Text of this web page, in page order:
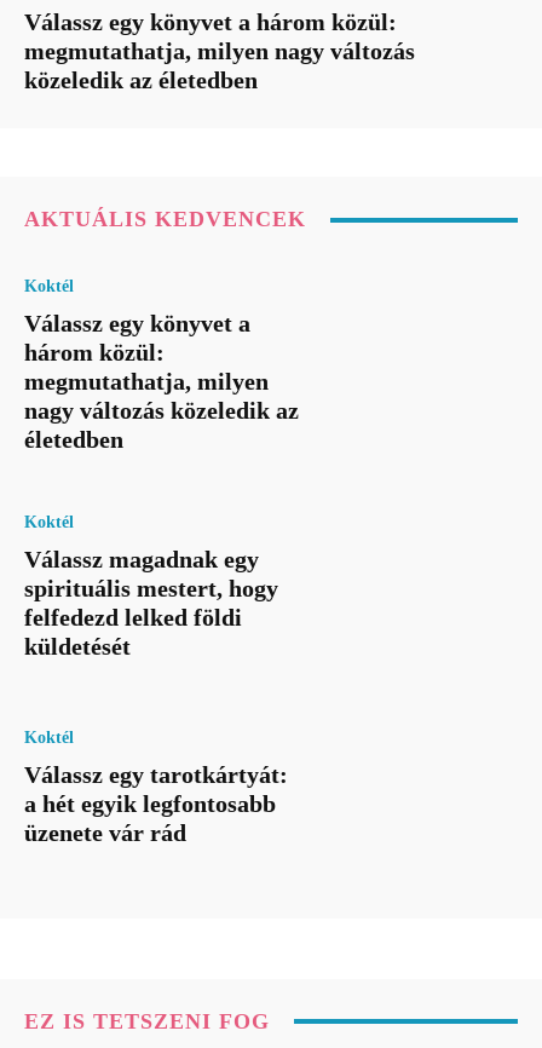
Válassz egy könyvet a három közül:
megmutathatja, milyen nagy változás
közeledik az életedben
AKTUÁLIS KEDVENCEK
Koktél
Válassz egy könyvet a
három közül:
megmutathatja, milyen
nagy változás közeledik az
életedben
Koktél
Válassz magadnak egy
spirituális mestert, hogy
felfedezd lelked földi
küldetését
Koktél
Válassz egy tarotkártyát:
a hét egyik legfontosabb
üzenete vár rád
EZ IS TETSZENI FOG